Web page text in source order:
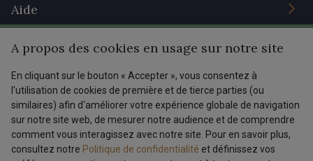
Prix réduits
Magazine
Aide
Livraison : France, Belgique, International
Retours & réclamations
FAQ - Questions fréquentes
Modes de paiements
Tous nos tissus
Magazine
FR EN
Dernière modification : 11/03/2025 08:13
A propos des cookies en usage sur notre site
En cliquant sur le bouton « Accepter », vous consentez à
l'utilisation de cookies de première et de tierce parties (ou
similaires) afin d'améliorer votre expérience globale de navigation
sur notre site web, de mesurer notre audience et de comprendre
comment vous interagissez avec notre site. Pour en savoir plus,
consultez notre Politique de confidentialité et définissez vos